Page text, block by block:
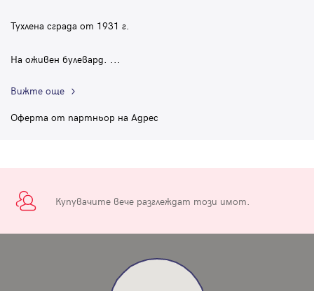
Тухлена сграда от 1931 г.
На оживен булевард. ...
Вижте още
Оферта от партньор на Адрес
Купувачите вече разглеждат този имот.